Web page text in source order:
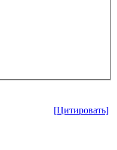
[Цитировать]